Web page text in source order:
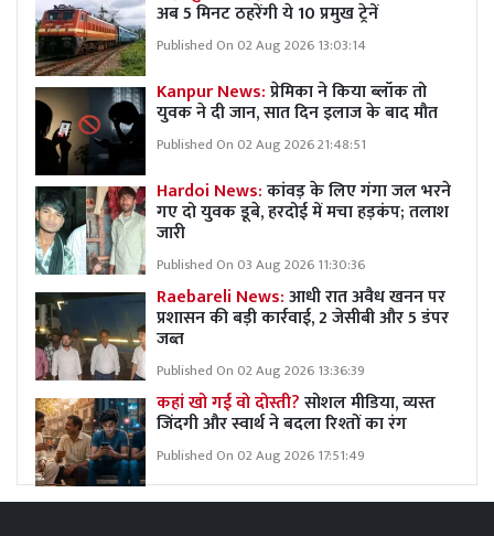
अब 5 मिनट ठहरेंगी ये 10 प्रमुख ट्रेनें
Published On 02 Aug 2026 13:03:14
Kanpur News:प्रेमिका ने किया ब्लॉक तो
युवक ने दी जान, सात दिन इलाज के बाद मौत
Published On 02 Aug 2026 21:48:51
Hardoi News:कांवड़ के लिए गंगा जल भरने
गए दो युवक डूबे, हरदोई में मचा हड़कंप; तलाश
जारी
Published On 03 Aug 2026 11:30:36
Raebareli News:आधी रात अवैध खनन पर
प्रशासन की बड़ी कार्रवाई, 2 जेसीबी और 5 डंपर
जब्त
Published On 02 Aug 2026 13:36:39
कहां खो गई वो दोस्ती?सोशल मीडिया, व्यस्त
जिंदगी और स्वार्थ ने बदला रिश्तों का रंग
Published On 02 Aug 2026 17:51:49